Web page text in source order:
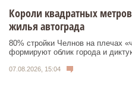
Короли квадратных
жилья автограда
80% стройки Челнов на плечах
формируют облик города и
07.08.2026, 15:04